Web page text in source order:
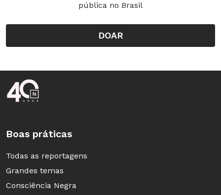
pública no Brasil
DOAR
Rodapé da Nova Escola
Boas práticas
Todas as reportagens
Grandes temas
Consciência Negra